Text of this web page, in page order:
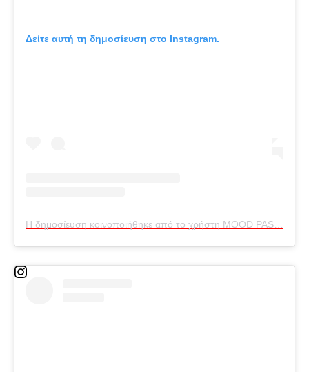
Δείτε αυτή τη δημοσίευση στο Instagram.